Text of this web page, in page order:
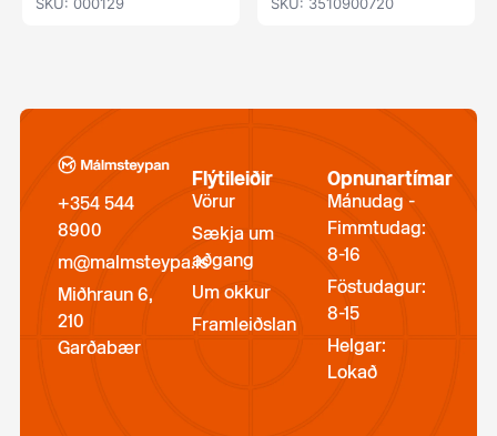
+354 544
8900
m@malmsteypa.is
Miðhraun 6,
210
Garðabær
Flýtileiðir
Vörur
Sækja um
aðgang
Um okkur
Framleiðslan
Opnunartímar
Mánudag -
Fimmtudag:
8-16
Föstudagur:
8-15
Helgar:
Lokað